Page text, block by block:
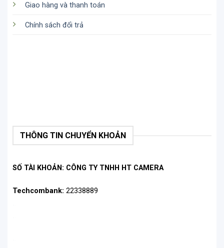
Giao hàng và thanh toán
Chính sách đổi trả
THÔNG TIN CHUYỂN KHOẢN
SỐ TÀI KHOẢN: CÔNG TY TNHH HT CAMERA
Techcombank: 22338889